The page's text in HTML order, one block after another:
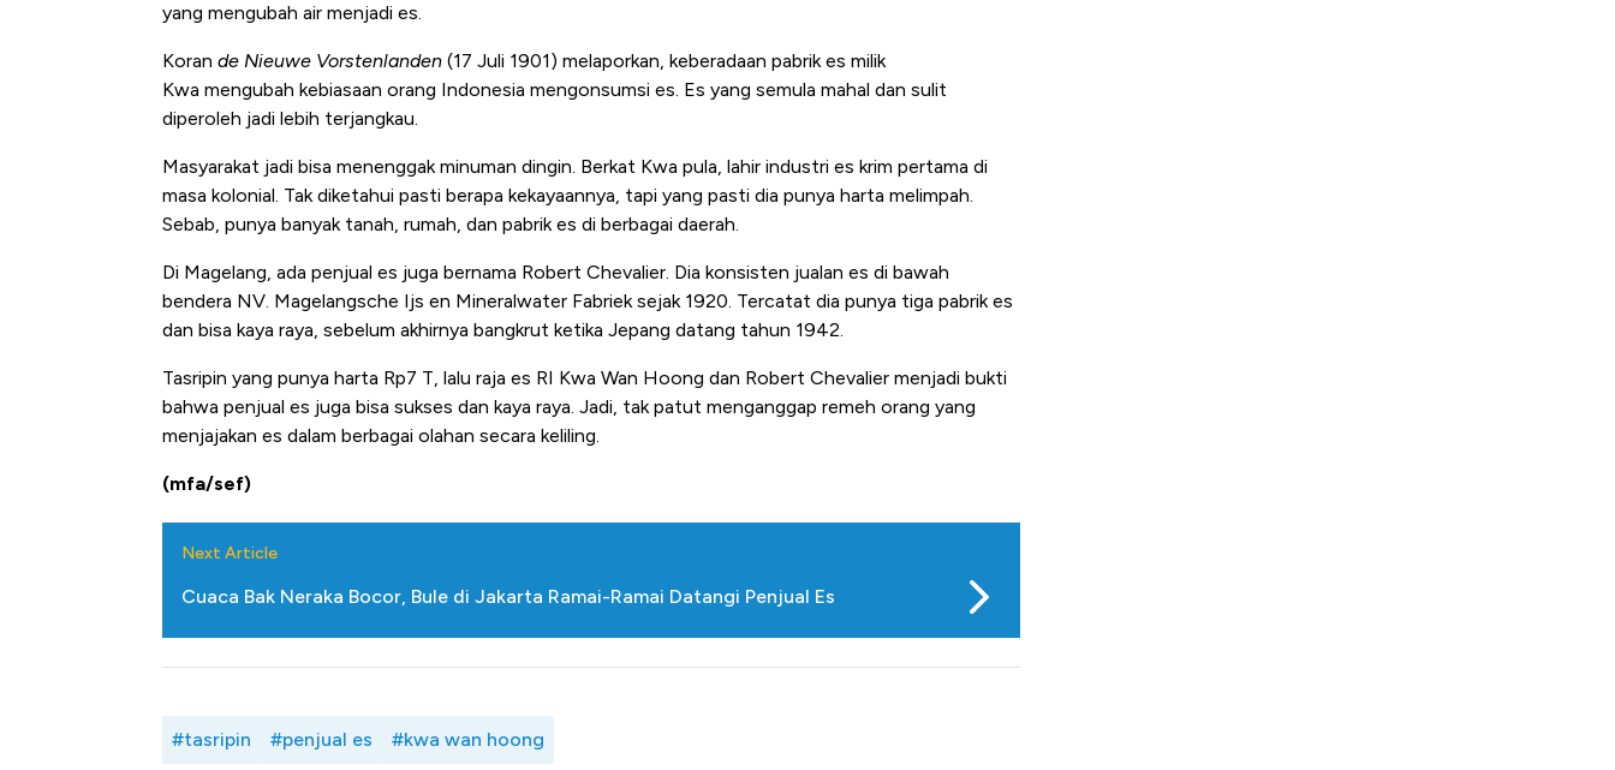
yang mengubah air menjadi es.
Koran de Nieuwe Vorstenlanden (17 Juli 1901) melaporkan, keberadaan pabrik es milik
Kwa mengubah kebiasaan orang Indonesia mengonsumsi es. Es yang semula mahal dan sulit
diperoleh jadi lebih terjangkau.
Masyarakat jadi bisa menenggak minuman dingin. Berkat Kwa pula, lahir industri es krim pertama di
masa kolonial. Tak diketahui pasti berapa kekayaannya, tapi yang pasti dia punya harta melimpah.
Sebab, punya banyak tanah, rumah, dan pabrik es di berbagai daerah.
Di Magelang, ada penjual es juga bernama Robert Chevalier. Dia konsisten jualan es di bawah
bendera NV. Magelangsche Ijs en Mineralwater Fabriek sejak 1920. Tercatat dia punya tiga pabrik es
dan bisa kaya raya, sebelum akhirnya bangkrut ketika Jepang datang tahun 1942.
Tasripin yang punya harta Rp7 T, lalu raja es RI Kwa Wan Hoong dan Robert Chevalier menjadi bukti
bahwa penjual es juga bisa sukses dan kaya raya. Jadi, tak patut menganggap remeh orang yang
menjajakan es dalam berbagai olahan secara keliling.
(mfa/sef)
Next Article
Cuaca Bak Neraka Bocor, Bule di Jakarta Ramai-Ramai Datangi Penjual Es
#tasripin #penjual es #kwa wan hoong